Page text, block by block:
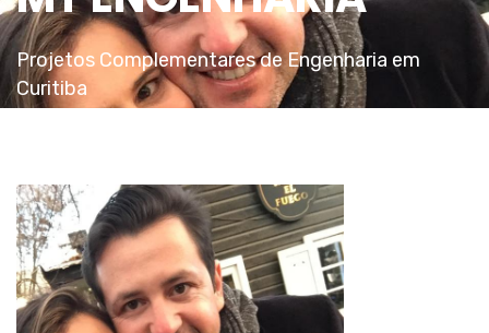
Projetos Complementares de Engenharia em
Curitiba